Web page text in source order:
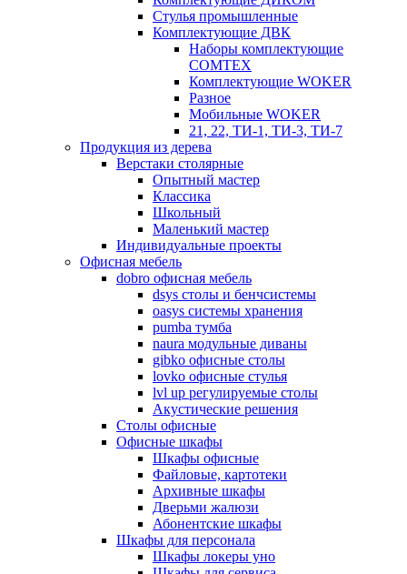
Стулья промышленные
Комплектующие ДВК
Наборы комплектующие
COMTEX
Комплектующие WOKER
Разное
Мобильные WOKER
21, 22, ТИ-1, ТИ-3, ТИ-7
Продукция из дерева
Верстаки столярные
Опытный мастер
Классика
Школьный
Маленький мастер
Индивидуальные проекты
Офисная мебель
dobro офисная мебель
dsys столы и бенчсистемы
oasys системы хранения
pumba тумба
naura модульные диваны
gibko офисные столы
lovko офисные стулья
lvl up регулируемые столы
Акустические решения
Столы офисные
Офисные шкафы
Шкафы офисные
Файловые, картотеки
Архивные шкафы
Дверьми жалюзи
Абонентские шкафы
Шкафы для персонала
Шкафы локеры уно